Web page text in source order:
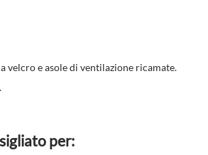
velcro e asole di ventilazione ricamate.
per: